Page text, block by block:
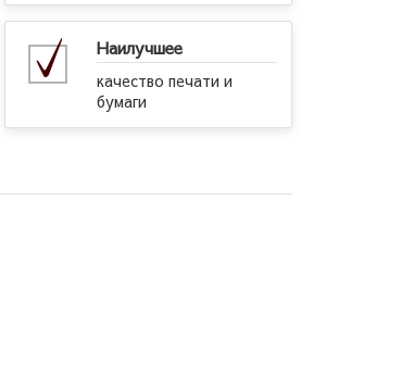
Наилучшее
качество печати и
бумаги